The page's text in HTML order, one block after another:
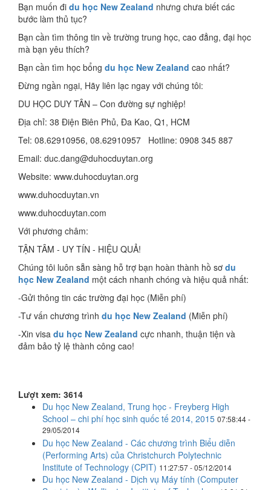
Bạn muốn đi du học New Zealand nhưng chưa biết các
bước làm thủ tục?
Bạn cần tìm thông tin về trường trung học, cao đẳng, đại học
mà bạn yêu thích?
Bạn cần tìm học bổng du học New Zealand cao nhất?
Đừng ngần ngại, Hãy liên lạc ngay với chúng tôi:
DU HỌC DUY TÂN – Con đường sự nghiệp!
Địa chỉ: 38 Điện Biên Phủ, Đa Kao, Q1, HCM
Tel: 08.62910956, 08.62910957 Hotline: 0908 345 887
Email: duc.dang@duhocduytan.org
Website: www.duhocduytan.org
www.duhocduytan.vn
www.duhocduytan.com
Với phương châm:
TẬN TÂM - UY TÍN - HIỆU QUẢ!
Chúng tôi luôn sẵn sàng hỗ trợ bạn hoàn thành hồ sơ du
học New Zealand một cách nhanh chóng và hiệu quả nhất:
-Gửi thông tin các trường đại học (Miễn phí)
-Tư vấn chương trình du học New Zealand (Miễn phí)
-Xin visa du học New Zealand cực nhanh, thuận tiện và
đảm bảo tỷ lệ thành công cao!
Lượt xem: 3614
Du học New Zealand, Trung học - Freyberg High
School – chi phí học sinh quốc tế 2014, 2015 07:58:44 -
29/05/2014
Du học New Zealand - Các chương trình Biểu diễn
(Performing Arts) của Christchurch Polytechnic
Institute of Technology (CPIT) 11:27:57 - 05/12/2014
Du học New Zealand - Dịch vụ Máy tính (Computer